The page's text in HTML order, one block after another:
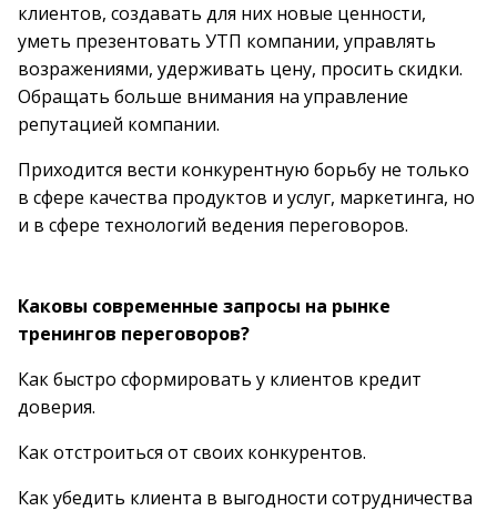
клиентов, создавать для них новые ценности,
уметь презентовать УТП компании, управлять
возражениями, удерживать цену, просить скидки.
Обращать больше внимания на управление
репутацией компании.
Приходится вести конкурентную борьбу не только
в сфере качества продуктов и услуг, маркетинга, но
и в сфере технологий ведения переговоров.
Каковы современные запросы на рынке
тренингов переговоров?
Как быстро сформировать у клиентов кредит
доверия.
Как отстроиться от своих конкурентов.
Как убедить клиента в выгодности сотрудничества